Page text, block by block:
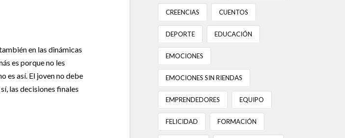
en las dinámicas
es porque no les
es así. El joven no debe
las decisiones finales
CREENCIAS CUENTOS
DEPORTE EDUCACIÓN
EMOCIONES
EMOCIONES SIN RIENDAS
EMPRENDEDORES EQUIPO
FELICIDAD FORMACIÓN